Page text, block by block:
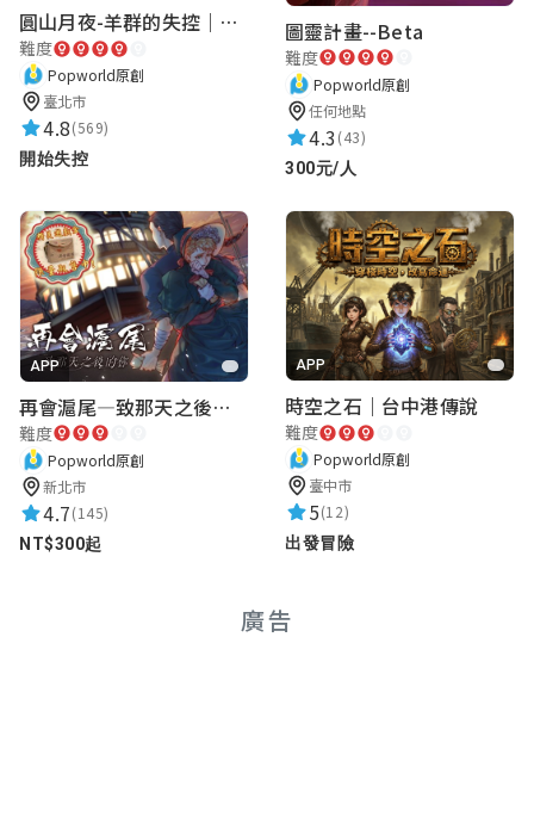
張歐望
★★★★★
Raechal Jim
2024-05-12 16:44:12 ★★★★★
滿有趣的，而且問題也很簡單，但是定位好
像有點問題，花了很多時間在找定位
Shu-Ting Chuang
★★★★★
答案要完全吻合，有點難度
魚有製作｜Fish HAVE
圓山月夜-羊群的失控｜圓山飯店 ARG實境解謎遊戲
難度
Popworld原創
臺北市
4.8(569)
開始失控
圖靈計畫--Beta
難度
Popworld原創
任何地點
4.3(43)
300元/人
APP
再會滬尾—致那天之後的你｜淡水老街實境遊戲｜實體遊戲盒
難度
Popworld原創
新北市
4.7(145)
NT$300起
APP
時空之石｜台中港傳說
難度
Popworld原創
臺中市
5(12)
出發冒險
廣告